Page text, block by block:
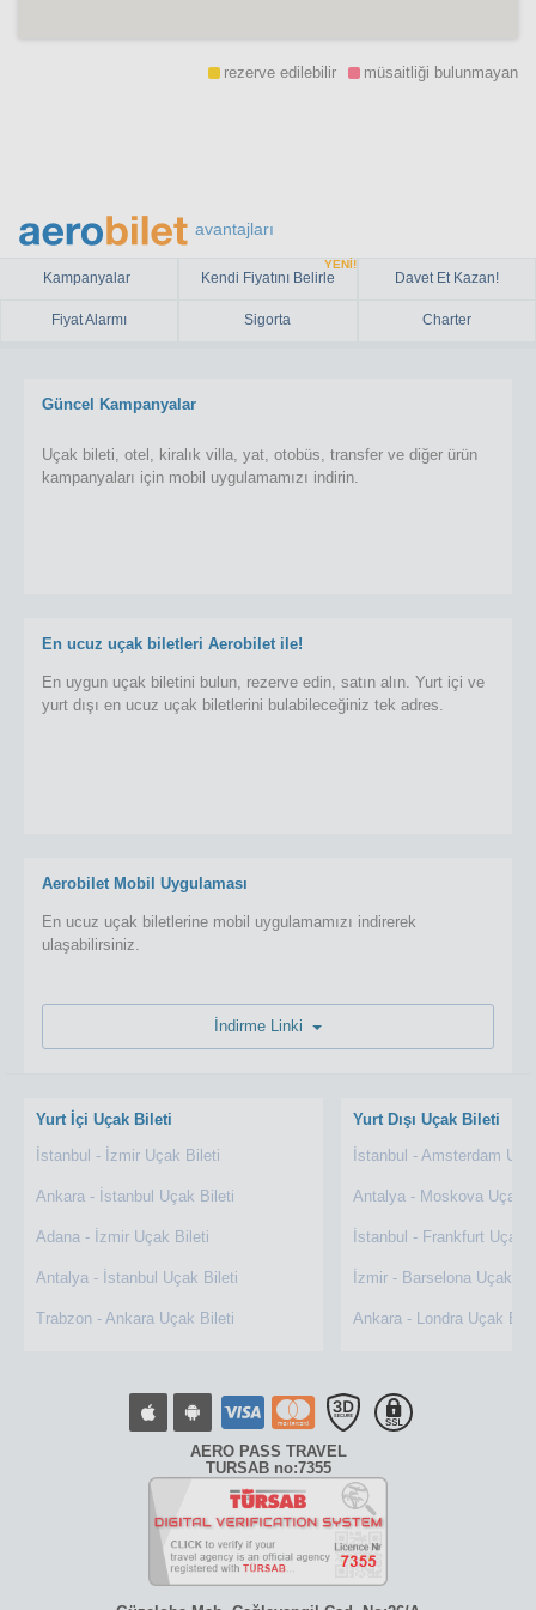
rezerve edilebilir müsaitliği bulunmayan
avantajları
Kampanyalar Kendi Fiyatını Belirle
YENİ!
Davet Et Kazan!
Fiyat Alarmı Sigorta Charter
Güncel Kampanyalar
Uçak bileti, otel, kiralık villa, yat, otobüs, transfer ve diğer ürün
kampanyaları için mobil uygulamamızı indirin.
En ucuz uçak biletleri Aerobilet ile!
En uygun uçak biletini bulun, rezerve edin, satın alın. Yurt içi ve
yurt dışı en ucuz uçak biletlerini bulabileceğiniz tek adres.
Aerobilet Mobil Uygulaması
En ucuz uçak biletlerine mobil uygulamamızı indirerek
ulaşabilirsiniz.
Yurt İçi Uçak Bileti
İstanbul - İzmir Uçak Bileti
Ankara - İstanbul Uçak Bileti
Adana - İzmir Uçak Bileti
Antalya - İstanbul Uçak Bileti
Trabzon - Ankara Uçak Bileti
Yurt Dışı Uçak Bileti
İstanbul - Amsterdam
Antalya - Moskova Uçak
İstanbul - Frankfurt Uçak
İzmir - Barselona Uçak
Ankara - Londra Uçak
AERO PASS TRAVEL
TURSAB no:7355